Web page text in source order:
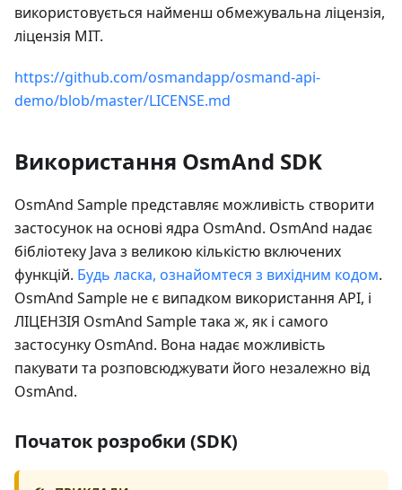
використовується найменш обмежувальна ліцензія,
ліцензія MIT.
https://github.com/osmandapp/osmand-api-
demo/blob/master/LICENSE.md
Використання OsmAnd SDK
OsmAnd Sample представляє можливість створити
застосунок на основі ядра OsmAnd. OsmAnd надає
бібліотеку Java з великою кількістю включених
функцій. Будь ласка, ознайомтеся з вихідним кодом.
OsmAnd Sample не є випадком використання API, і
ЛІЦЕНЗІЯ OsmAnd Sample така ж, як і самого
застосунку OsmAnd. Вона надає можливість
пакувати та розповсюджувати його незалежно від
OsmAnd.
Початок розробки (SDK)